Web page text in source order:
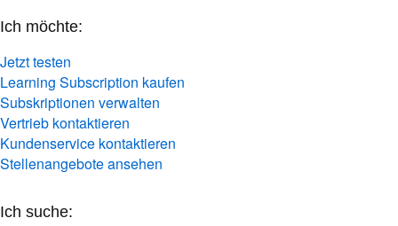
Ich möchte:
Jetzt testen
Learning Subscription kaufen
Subskriptionen verwalten
Vertrieb kontaktieren
Kundenservice kontaktieren
Stellenangebote ansehen
Ich suche: